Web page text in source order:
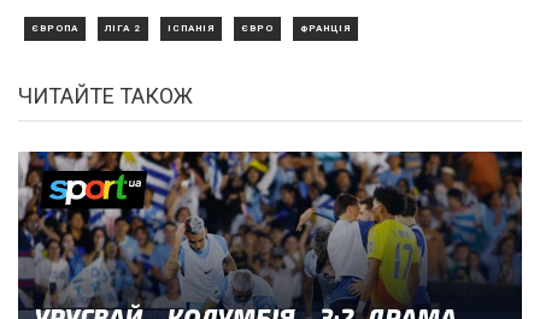
ЄВРОПА ЛІГА 2 ІСПАНІЯ ЄВРО ФРАНЦІЯ
ЧИТАЙТЕ ТАКОЖ